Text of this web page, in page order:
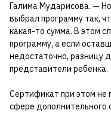
Галима Мударисова. —
выбрал программу так,
какая-то сумма. В этом
программу, а если
недостаточно, разницу
представители ребенка.
Сертификат при этом не
сфере дополнительного